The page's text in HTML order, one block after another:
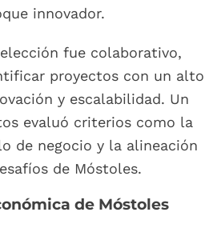
innovador.
fue colaborativo,
proyectos con un alto
y escalabilidad. Un
evaluó criterios como la
de negocio y la alineación
de Móstoles.
de Móstoles